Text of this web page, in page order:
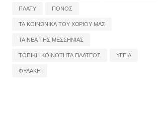
ΠΛΑΤΥ
ΠΟΝΟΣ
ΤΑ ΚΟΙΝΩΝΙΚΑ ΤΟΥ ΧΩΡΙΟΥ ΜΑΣ
ΤΑ ΝΕΑ ΤΗΣ ΜΕΣΣΗΝΙΑΣ
ΤΟΠΙΚΗ ΚΟΙΝΟΤΗΤΑ ΠΛΑΤΕΟΣ
ΥΓΕΙΑ
ΦΥΛΑΚΗ